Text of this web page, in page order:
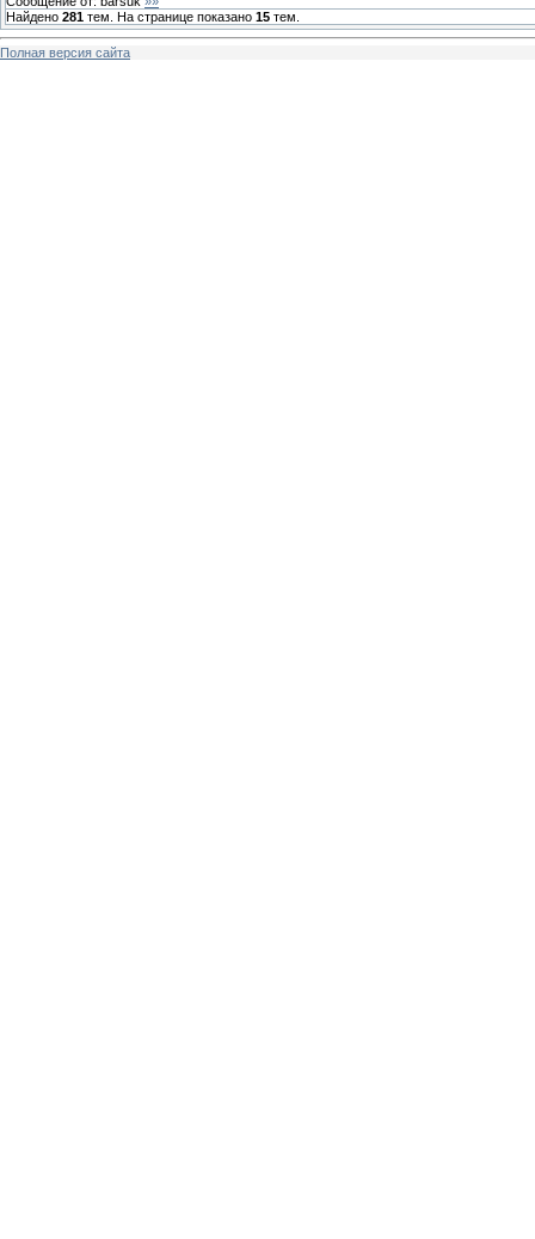
Найдено 281 тем. На странице показано 15 тем.
Полная версия сайта